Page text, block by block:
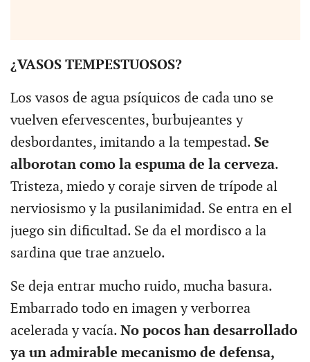
¿VASOS TEMPESTUOSOS?
Los vasos de agua psíquicos de cada uno se
vuelven efervescentes, burbujeantes y
desbordantes, imitando a la tempestad. Se
alborotan como la espuma de la cerveza.
Tristeza, miedo y coraje sirven de trípode al
nerviosismo y la pusilanimidad. Se entra en el
juego sin dificultad. Se da el mordisco a la
sardina que trae anzuelo.
Se deja entrar mucho ruido, mucha basura.
Embarrado todo en imagen y verborrea
acelerada y vacía. No pocos han desarrollado
ya un admirable mecanismo de defensa,